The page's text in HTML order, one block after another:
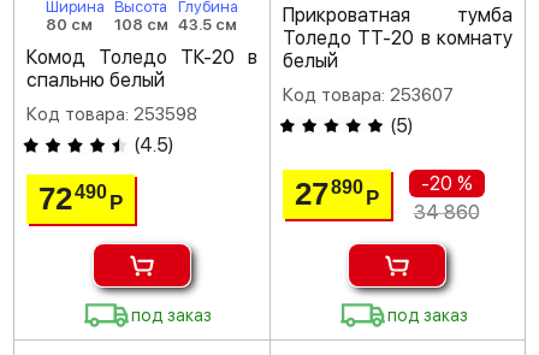
Ширина
80 см
Высота
108 см
Глубина
43.5 см
Комод Толедо ТК-20 в
спальню белый
Код товара: 253598
(4.5)
72490Р
под заказ
Прикроватная тумба
Толедо ТТ-20 в комнату
белый
Код товара: 253607
(5)
27890 Р
-20 %
34 860
под заказ